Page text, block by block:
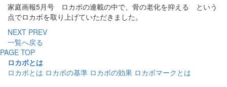
家庭画報5月号 ロカボの連載の中で、骨の老化を抑える という
点でロカボを取り上げていただきました。
NEXT PREV
一覧へ戻る
PAGE TOP
ロカボとは
ロカボとは ロカボの基準 ロカボの効果 ロカボマークとは